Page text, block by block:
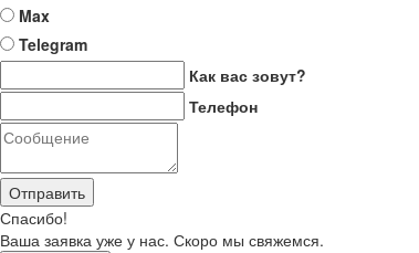
Max
Telegram
Как вас зовут?
Телефон
Отправить
Спасибо!
Ваша заявка уже у нас. Скоро мы свяжемся.